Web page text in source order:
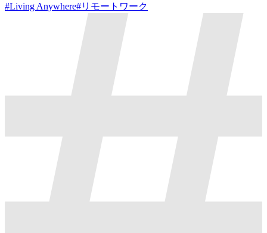
#Living Anywhere#リモートワーク